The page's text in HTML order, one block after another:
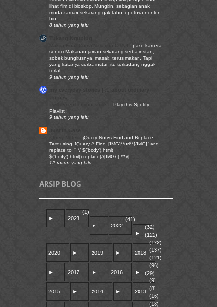
lihat film di bioskop. Mungkin, sebagian anak
muda zaman sekarang gak tahu repotnya nonton
bio...
8 tahun yang lalu
- pake kamera
sendiri Makanan jaman sekarang serba instan,
sobek bungkusnya, masak, terus makan. Tapi
yang katanya serba instan itu terkadang nggak
terlal...
9 tahun yang lalu
- Play this Spotify
Playlist !
9 tahun yang lalu
- jQuery Notes Find and Replace
Text using JQuery /* Find `[IMG]**url**[/IMG]` and
replace to `` */ $('body').html(
$('body').html().replace(/\[IMG\](.*?)\[...
12 tahun yang lalu
ARSIP BLOG
► 2023
(1)
► 2022
(41)
►
2020
(32)
► 2019
(122)
► 2018
(122)
► 2017
(137)
► 2016
(121)
►
2015
(96)
► 2014
(29)
► 2013
(9)
(8)
(16)
(18)